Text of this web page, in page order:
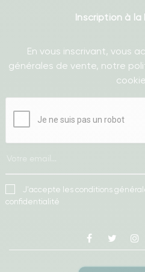
Inscription à
En vous inscrivant, vous
générales de vente, notre
J'accepte les conditions
confidentialité
Facebook